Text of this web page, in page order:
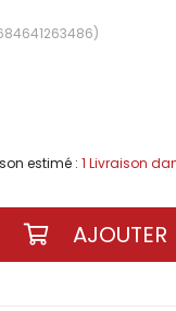
estimé : 1 Livraison